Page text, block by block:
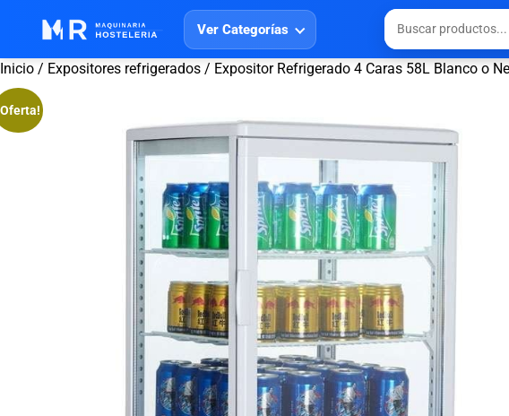
Ver Categorías
Inicio / Expositores refrigerados / Expositor Refrigerado 4 Caras 58L Blanco o